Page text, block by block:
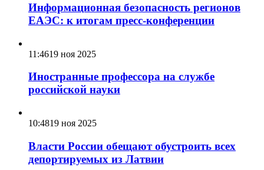
Информационная безопасность регионов
ЕАЭС: к итогам пресс-конференции
11:4619 ноя 2025
Иностранные профессора на службе
российской науки
10:4819 ноя 2025
Власти России обещают обустроить всех
депортируемых из Латвии